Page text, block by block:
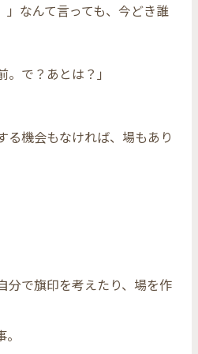
」なんて言っても、今どき誰
。で？あとは？」
る機会もなければ、場もあり
分で旗印を考えたり、場を作